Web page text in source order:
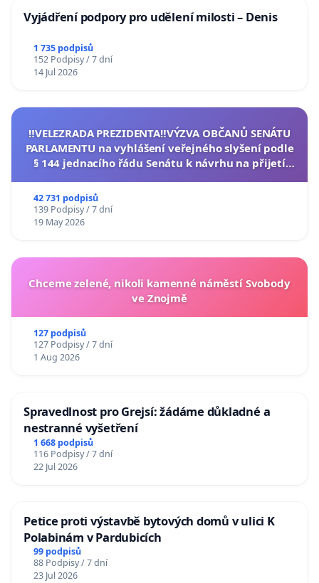
Vyjádření podpory pro udělení milosti – Denis
1 735 podpisů
152 Podpisy / 7 dní
14 Jul 2026
‼️VELEZRADA PREZIDENTA‼️VÝZVA OBČANŮ SENÁTU
PARLAMENTU na vyhlášení veřejného slyšení podle
§ 144 jednacího řádu Senátu k návrhu na přijetí
42 731 podpisů
139 Podpisy / 7 dní
19 May 2026
Chceme zelené, nikoli kamenné náměstí Svobody
ve Znojmě
127 podpisů
127 Podpisy / 7 dní
1 Aug 2026
Spravedlnost pro Grejsí: žádáme důkladné a
nestranné vyšetření
1 668 podpisů
116 Podpisy / 7 dní
22 Jul 2026
Petice proti výstavbě bytových domů v ulici K
Polabinám v Pardubicích
99 podpisů
88 Podpisy / 7 dní
23 Jul 2026